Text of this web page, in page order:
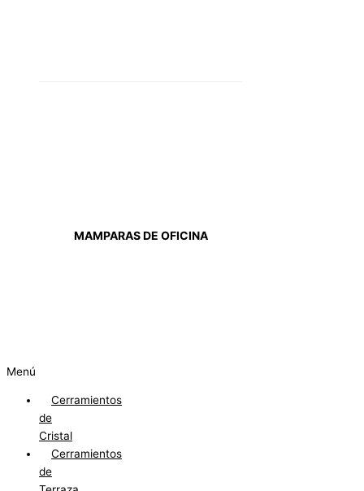
MAMPARAS DE OFICINA
Menú
Cerramientos
de
Cristal
Cerramientos
de